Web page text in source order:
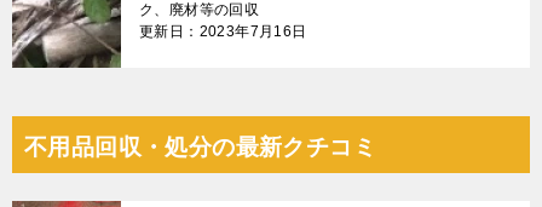
ク、廃材等の回収
更新日：2023年7月16日
不用品回収・処分の最新クチコミ